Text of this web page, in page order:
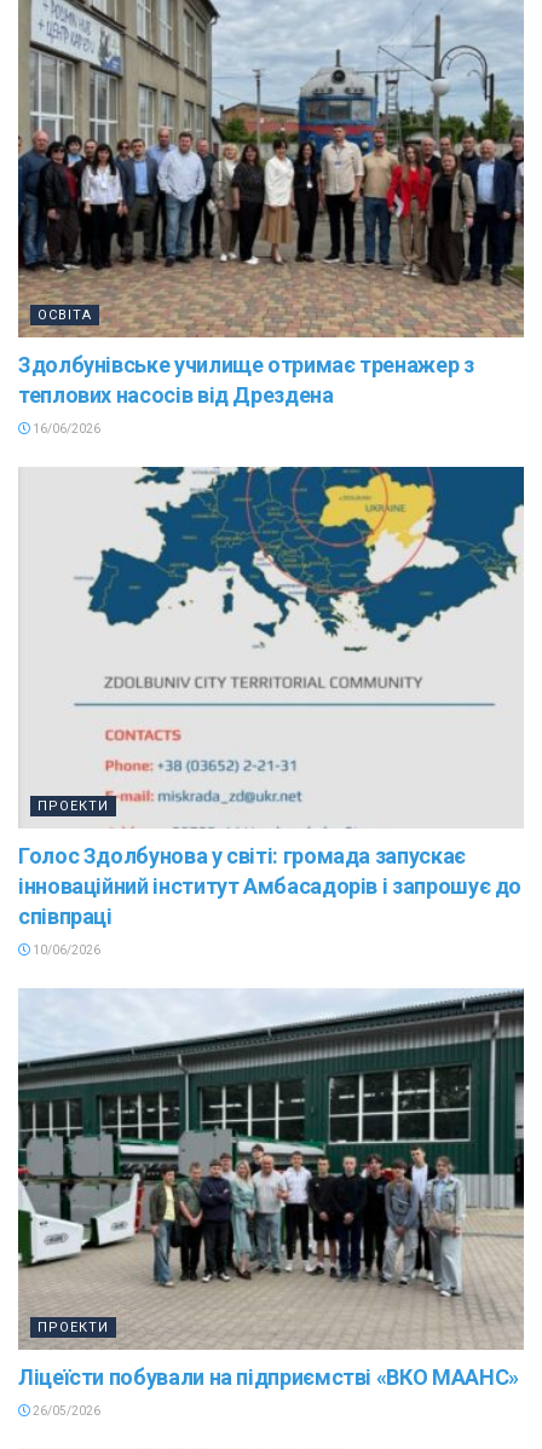
ОСВІТА
Здолбунівське училище отримає тренажер з
теплових насосів від Дрездена
16/06/2026
ПРОЕКТИ
Голос Здолбунова у світі: громада запускає
інноваційний інститут Амбасадорів і запрошує до
співпраці
10/06/2026
ПРОЕКТИ
Ліцеїсти побували на підприємстві «ВКО МААНС»
26/05/2026